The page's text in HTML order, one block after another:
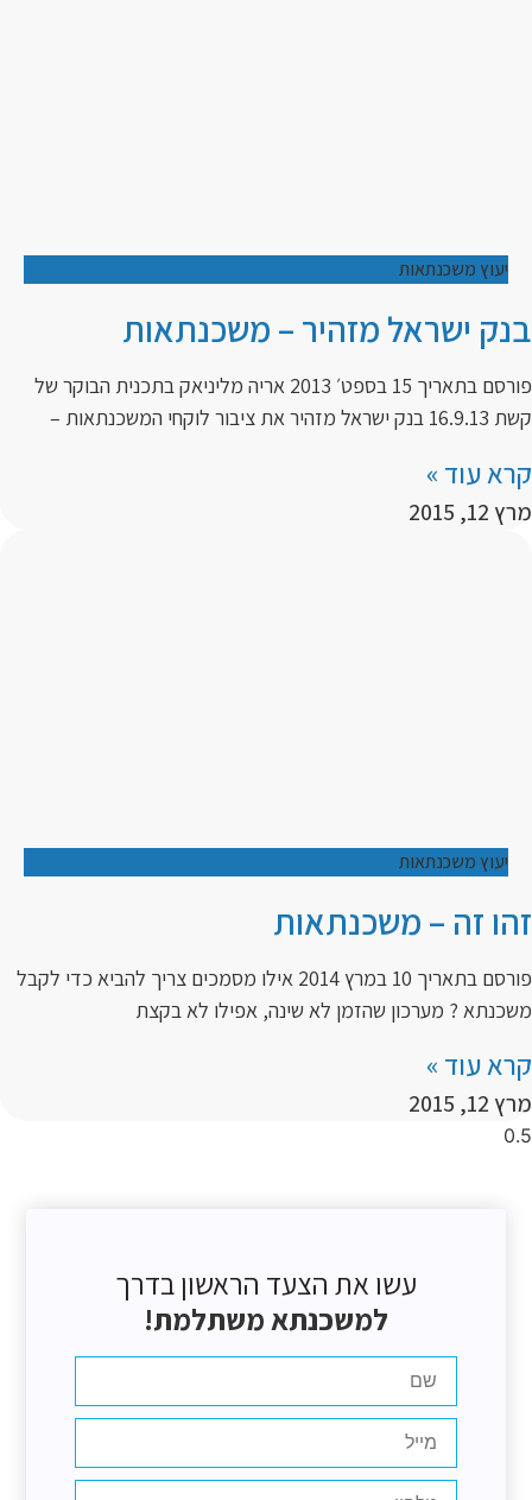
יעוץ משכנתאות
בנק ישראל מזהיר – משכנתאות
פורסם בתאריך 15 בספט׳ 2013 אריה מליניאק בתכנית הבוקר של
קשת 16.9.13 בנק ישראל מזהיר את ציבור לוקחי המשכנתאות –
קרא עוד »
מרץ 12, 2015
יעוץ משכנתאות
זהו זה – משכנתאות
פורסם בתאריך 10 במרץ 2014 אילו מסמכים צריך להביא כדי לקבל
משכנתא ? מערכון שהזמן לא שינה, אפילו לא בקצת
קרא עוד »
מרץ 12, 2015
עשו את הצעד הראשון בדרך
למשכנתא משתלמת!